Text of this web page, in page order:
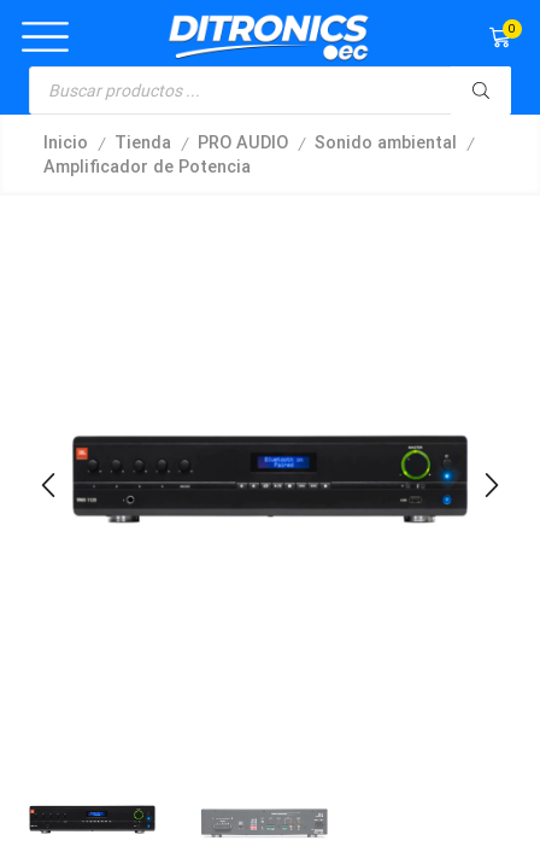
0
Inicio / Tienda / PRO AUDIO / Sonido ambiental /
Amplificador de Potencia